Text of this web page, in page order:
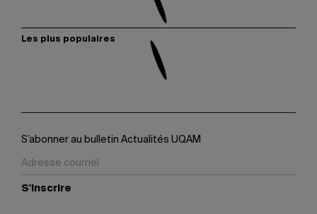
Les plus populaires
S’abonner au bulletin Actualités UQAM
S'inscrire